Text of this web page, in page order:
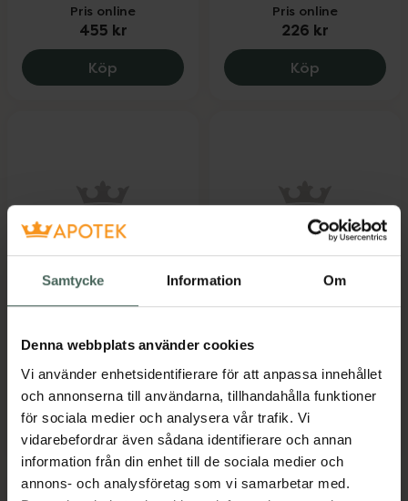
Samtycke Information Om
Denna webbplats använder cookies
Vi använder enhetsidentifierare för att anpassa innehållet
och annonserna till användarna, tillhandahålla funktioner
för sociala medier och analysera vår trafik. Vi
vidarebefordrar även sådana identifierare och annan
information från din enhet till de sociala medier och
annons- och analysföretag som vi samarbetar med.
Pris online
455 kr
Köp MGO Manukahonung 600+, 455 kr.
Pris online
226 kr
Köp MGO
MGO Manukahonung
Livsmedel
Pris online
119 kr
KöpMGO Manukahonung 600+, 119 kr.
MGO Manukahonung
Livsmedel
Pris online
63 kr
Köp